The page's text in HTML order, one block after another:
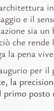
e il
sia un
che rende
la pena
per il
la
posto